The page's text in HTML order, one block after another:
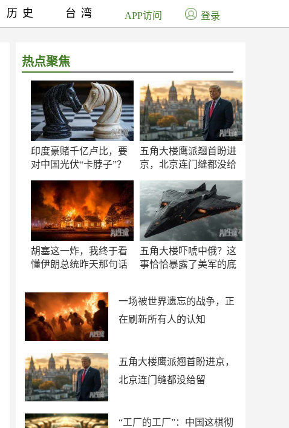
热点聚焦
印度豪赌千亿卢比，要
对中国光伏“卡脖子”？
五角大楼鹰派翘首盼进
京，北京连门缝都没给
胡塞这一炸，我终于看
懂伊朗总统昨天那句话
五角大楼吓唬中俄？这
事恰恰暴露了美军的底
一场被世界遗忘的战争，正
在刷新所有人的认知
五角大楼鹰派翘首盼进京，
北京连门缝都没给留
“工厂的工厂”：中国这棋彻
历史 台湾 APP访问 登录